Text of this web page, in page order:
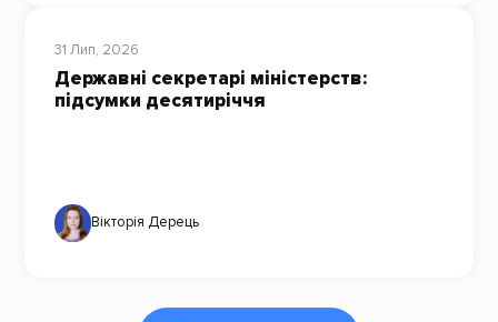
31 Лип, 2026
Державні секретарі міністерств:
підсумки десятиріччя
Вікторія Дерець